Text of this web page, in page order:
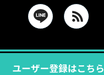
ユーザー登録はこちら